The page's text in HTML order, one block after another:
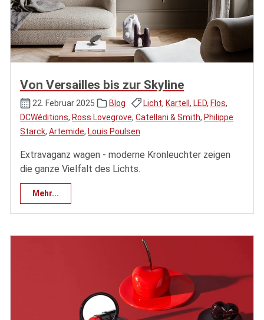
Von Versailles bis zur Skyline
22. Februar 2025 Blog Licht, Kartell , LED, Flos,
DCWéditions, Ross Lovegrove, Catellani & Smith, Philippe
Starck, Artemide, Louis Poulsen
Extravaganz wagen - moderne Kronleuchter zeigen
die ganze Vielfalt des Lichts.
Mehr...